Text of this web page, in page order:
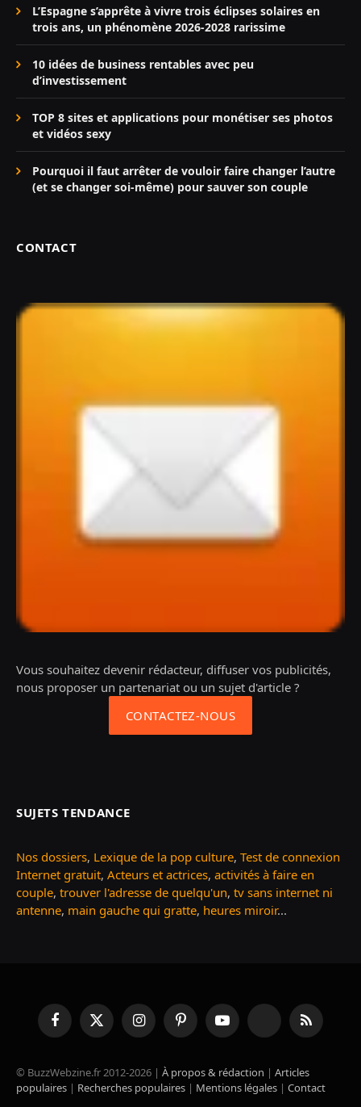
L’Espagne s’apprête à vivre trois éclipses solaires en
trois ans, un phénomène 2026-2028 rarissime
10 idées de business rentables avec peu
d’investissement
TOP 8 sites et applications pour monétiser ses photos
et vidéos sexy
Pourquoi il faut arrêter de vouloir faire changer l’autre
(et se changer soi-même) pour sauver son couple
CONTACT
Vous souhaitez devenir rédacteur, diffuser vos publicités,
nous proposer un partenariat ou un sujet d'article ?
CONTACTEZ-NOUS
SUJETS TENDANCE
Nos dossiers, Lexique de la pop culture, Test de connexion
Internet gratuit, Acteurs et actrices, activités à faire en
couple, trouver l'adresse de quelqu'un, tv sans internet ni
antenne, main gauche qui gratte, heures miroir...
FacebookX
(Twitter)
InstagramPinterestYouTube TikTok RSS
© BuzzWebzine.fr 2012-2026 | À propos & rédaction | Articles
populaires | Recherches populaires | Mentions légales | Contact